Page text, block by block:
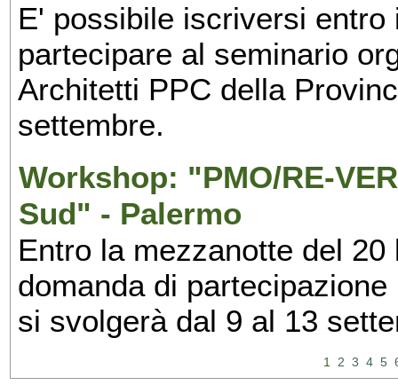
E' possibile iscriversi
partecipare al seminario
Architetti PPC della
settembre.
Workshop: "PMO/RE-
Sud" - Palermo
Entro la mezzanotte del
domanda di
si svolgerà dal 9 al 13
1 2 3 4 5